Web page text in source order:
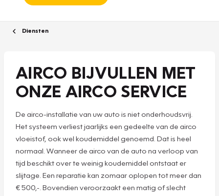
Diensten
AIRCO BIJVULLEN MET
ONZE AIRCO SERVICE
De airco-installatie van uw auto is niet onderhoudsvrij.
Het systeem verliest jaarlijks een gedeelte van de airco
vloeistof, ook wel koudemiddel genoemd. Dat is heel
normaal. Wanneer de airco van de auto na verloop van
tijd beschikt over te weinig koudemiddel ontstaat er
slijtage. Een reparatie kan zomaar oplopen tot meer dan
€ 500,-. Bovendien veroorzaakt een matig of slecht